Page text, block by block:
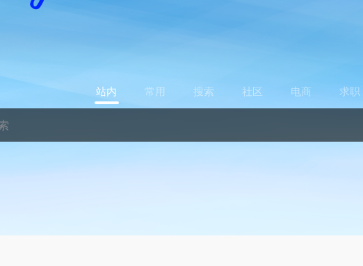
站内 常用 搜索 社区 电商 求职